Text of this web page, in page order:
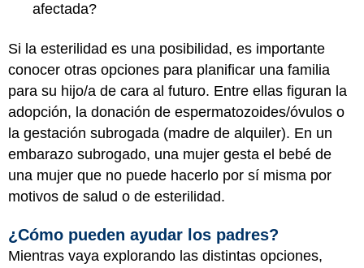
afectada?
Si la esterilidad es una posibilidad, es importante
conocer otras opciones para planificar una familia
para su hijo/a de cara al futuro. Entre ellas figuran la
adopción, la donación de espermatozoides/óvulos o
la gestación subrogada (madre de alquiler). En un
embarazo subrogado, una mujer gesta el bebé de
una mujer que no puede hacerlo por sí misma por
motivos de salud o de esterilidad.
¿Cómo pueden ayudar los padres?
Mientras vaya explorando las distintas opciones,